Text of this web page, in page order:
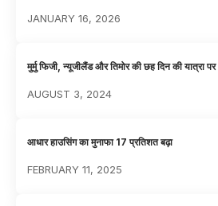
JANUARY 16, 2026
मुर्मु फिजी, न्यूजीलैंड और तिमोर की छह दिन की यात्रा पर
AUGUST 3, 2024
आधार हाउसिंग का मुनाफा 17 प्रतिशत बढ़ा
FEBRUARY 11, 2025